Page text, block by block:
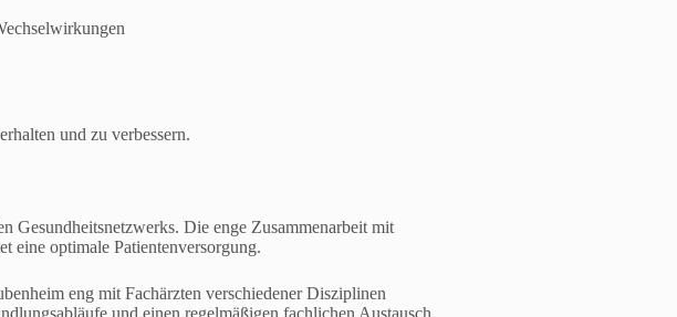
und zu verbessern.
Gesundheitsnetzwerks. Die enge Zusammenarbeit mit
eine optimale Patientenversorgung.
eng mit Fachärzten verschiedener Disziplinen
und einen regelmäßigen fachlichen Austausch